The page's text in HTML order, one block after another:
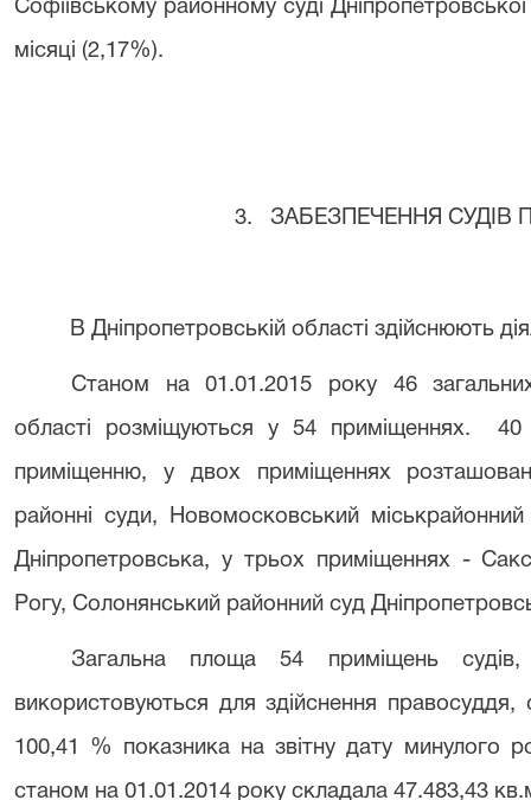
Софіївському районному суді
місяці (2,17%).
3. ЗАБЕЗПЕЧЕННЯ СУДІВ
В Дніпропетровській області здійснюють
Станом на 01.01.2015 року 46 загальних
області розміщуються у 54 приміщеннях.
приміщенню, у двох приміщеннях
районні суди, Новомосковський
Дніпропетровська, у трьох приміщеннях -
Рогу, Солонянський районний суд
Загальна площа 54 приміщень
використовуються для здійснення правосуддя,
100,41 % показника на звітну дату минулого
станом на 01.01.2014 року складала 47.483,43